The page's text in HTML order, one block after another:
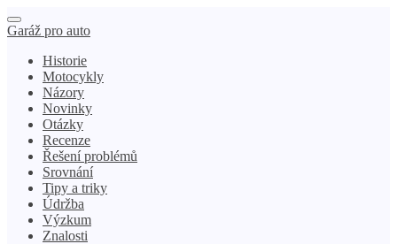
Garáž pro auto
Historie
Motocykly
Názory
Novinky
Otázky
Recenze
Řešení problémů
Srovnání
Tipy a triky
Údržba
Výzkum
Znalosti